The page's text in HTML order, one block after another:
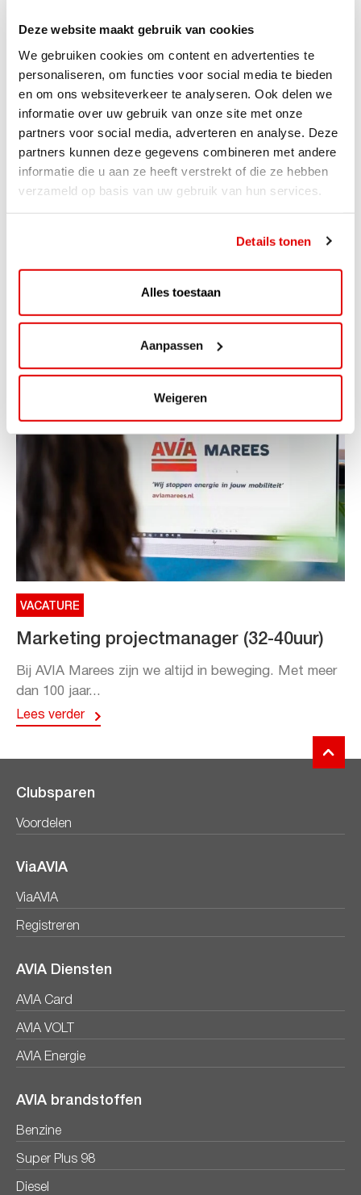
Deze website maakt gebruik van cookies
We gebruiken cookies om content en advertenties te
personaliseren, om functies voor social media te bieden
en om ons websiteverkeer te analyseren. Ook delen we
informatie over uw gebruik van onze site met onze
partners voor social media, adverteren en analyse. Deze
partners kunnen deze gegevens combineren met andere
informatie die u aan ze heeft verstrekt of die ze hebben
verzameld op basis van uw gebruik van hun services.
Details tonen
Alles toestaan
Aanpassen
Weigeren
ViaLuxury Hotels
Toe aan een ontspannen nachtje...
VACATURE
Marketing projectmanager (32-40uur)
Bij AVIA Marees zijn we altijd in beweging. Met meer
dan 100 jaar...
Lees verder
Clubsparen
Voordelen
ViaAVIA
ViaAVIA
Registreren
AVIA Diensten
AVIA Card
AVIA VOLT
AVIA Energie
AVIA brandstoffen
Benzine
Super Plus 98
Diesel